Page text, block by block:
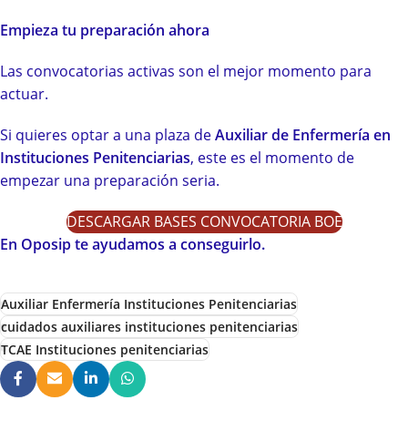
Empieza tu preparación ahora
Las convocatorias activas son el mejor momento para
actuar.
Si quieres optar a una plaza deAuxiliar de Enfermería en
Instituciones Penitenciarias, este es el momento de
empezar una preparación seria.
DESCARGAR BASES CONVOCATORIA BOE
En Oposip te ayudamos a conseguirlo.
Auxiliar Enfermería Instituciones Penitenciarias
cuidados auxiliares instituciones penitenciarias
TCAE Instituciones penitenciarias